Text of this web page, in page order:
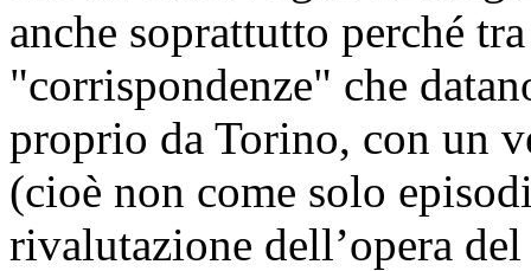
anche soprattutto perché
"corrispondenze" che
proprio da Torino, con un
(cioè non come solo
rivalutazione dell’opera